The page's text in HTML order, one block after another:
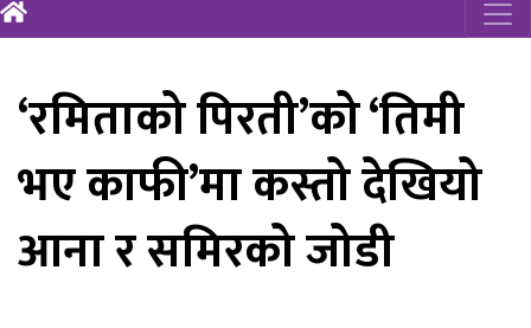
‘रमिताको पिरती’को ‘तिमी
भए काफी’मा कस्तो देखियो
आना र समिरको जोडी